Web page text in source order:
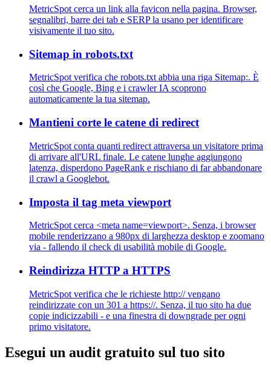
MetricSpot cerca un link alla favicon nella pagina. Browser,
segnalibri, barre dei tab e SERP la usano per identificare
visivamente il tuo sito.
Sitemap in robots.txt
MetricSpot verifica che robots.txt abbia una riga Sitemap:. È
così che Google, Bing e i crawler IA scoprono
automaticamente la tua sitemap.
Mantieni corte le catene di redirect
MetricSpot conta quanti redirect attraversa un visitatore prima
di arrivare all'URL finale. Le catene lunghe aggiungono
latenza, disperdono PageRank e rischiano di far abbandonare
il crawl a Googlebot.
Imposta il tag meta viewport
MetricSpot cerca <meta name=viewport>. Senza, i browser
mobile renderizzano a 980px di larghezza desktop e zoomano
via - fallendo il check di usabilità mobile di Google.
Reindirizza HTTP a HTTPS
MetricSpot verifica che le richieste http:// vengano
reindirizzate con un 301 a https://. Senza, il tuo sito ha due
copie indicizzabili - e una finestra di downgrade per ogni
primo visitatore.
Esegui un audit gratuito sul tuo sito